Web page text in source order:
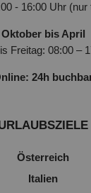
- 16:00 Uhr (nur
Oktober bis April
Freitag: 08:00 –
24h
Österreich
Italien